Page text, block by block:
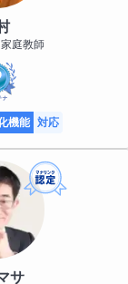
庭教師
機能 対応
サ